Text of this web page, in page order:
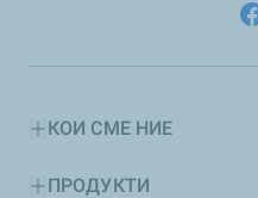
КОИ СМЕ НИЕ
ПРОДУКТИ